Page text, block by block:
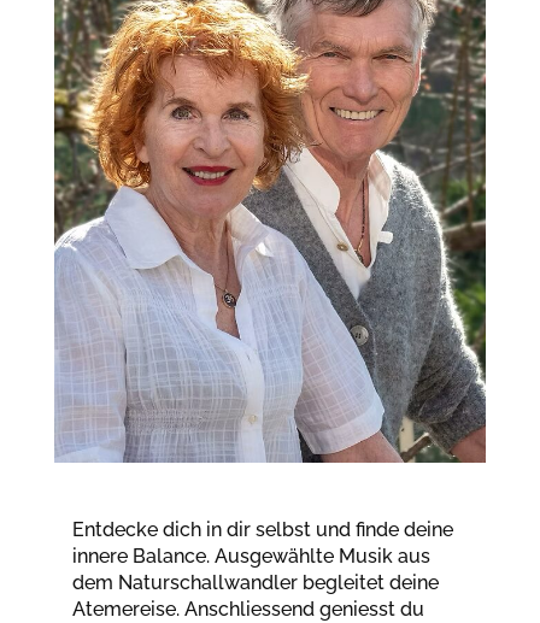
Entdecke dich in dir selbst und finde deine
innere Balance. Ausgewählte Musik aus
dem Naturschallwandler begleitet deine
Atemereise. Anschliessend geniesst du